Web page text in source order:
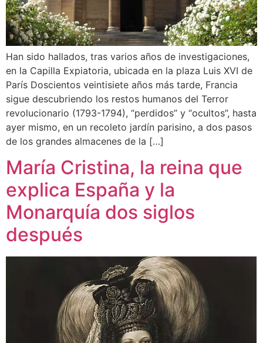
Han sido hallados, tras varios años de investigaciones,
en la Capilla Expiatoria, ubicada en la plaza Luis XVI de
París Doscientos veintisiete años más tarde, Francia
sigue descubriendo los restos humanos del Terror
revolucionario (1793-1794), “perdidos” y “ocultos”, hasta
ayer mismo, en un recoleto jardín parisino, a dos pasos
de los grandes almacenes de la […]
María Cristina, la reina que
explica España y la
Monarquía dos siglos
después